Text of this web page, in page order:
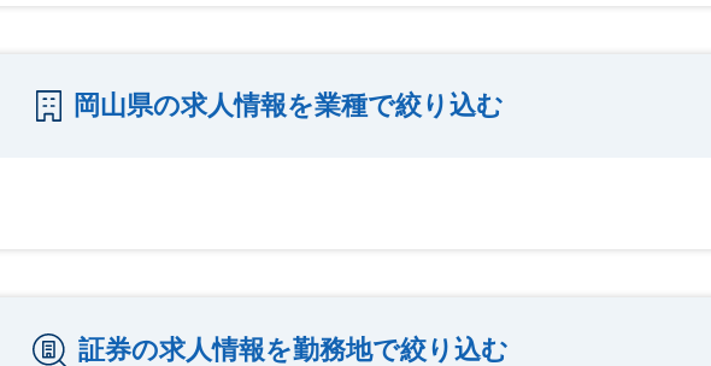
岡山県の求人情報を業種で絞り込む
証券の求人情報を勤務地で絞り込む